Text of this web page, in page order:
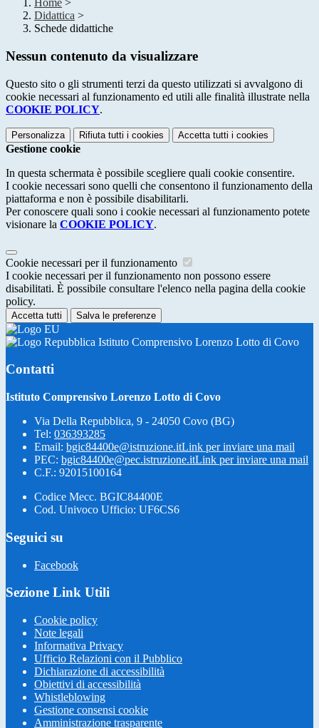
Home >
Didattica >
Schede didattiche
Nessun contenuto da visualizzare
Questo sito o gli strumenti terzi da questo utilizzati si avvalgono di
cookie necessari al funzionamento ed utili alle finalità illustrate nella
COOKIE POLICY.
Personalizza Rifiuta tutti i cookies Accetta tutti i cookies
Gestione cookie
In questa schermata è possibile scegliere quali cookie consentire.
I cookie necessari sono quelli che consentono il funzionamento della
piattaforma e non è possibile disabilitarli.
Per conoscere quali sono i cookie necessari al funzionamento potete
visionare la COOKIE POLICY.
Cookie necessari per il funzionamento
I cookie necessari per il funzionamento non possono essere
disabilitati. È possibile consultare l'elenco nella pagina della cookie
policy.
Accetta tutti Salva le preferenze
Istituto Comprensivo Lorenzo Lotto di Covo
Contatti
Istituto Comprensivo Lorenzo Lotto di Covo
Via Della Repubblica, 9 - 24050 Covo (BG)
Tel: 036393285
Email: bgic84400e@istruzione.itLink per inviare una mail
PEC: bgic84400e@pec.istruzione.itLink per inviare una mail
C.F.: 92015100164
Codice Mecc. BGIC84400E
Cod. Univoco Ufficio: UF6CS6
Seguici su
Facebook
Sezione Link Utili
Cookie policy
Note legali
Informativa Privacy
Ufficio Relazioni con il Pubblico
Dichiarazione di accessibilità
Obiettivi di accessibilità
Whistleblowing
Gestione consensi cookie
Amministrazione trasparente